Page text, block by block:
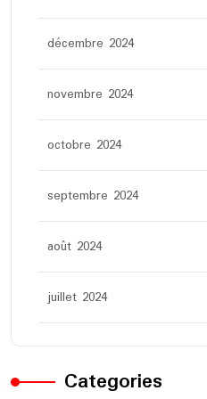
décembre 2024
novembre 2024
octobre 2024
septembre 2024
août 2024
juillet 2024
Categories